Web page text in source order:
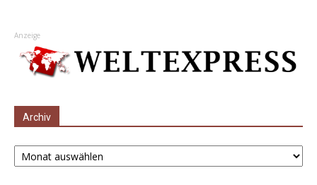
Anzeige
Archiv
Archiv